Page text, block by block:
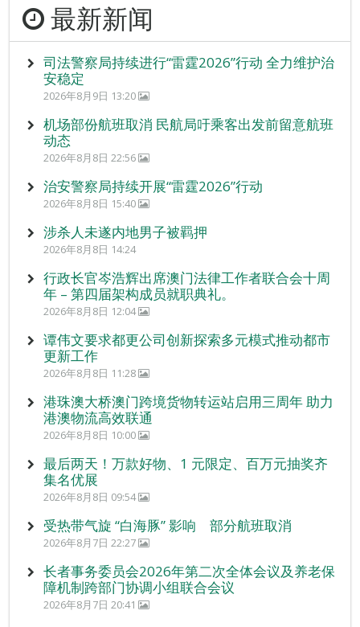
最新新闻
司法警察局持续进行“雷霆2026”行动 全力维护治
安稳定
2026年8月9日 13:20
机场部份航班取消 民航局吁乘客出发前留意航班
动态
2026年8月8日 22:56
治安警察局持续开展“雷霆2026”行动
2026年8月8日 15:40
涉杀人未遂内地男子被羁押
2026年8月8日 14:24
行政长官岑浩辉出席澳门法律工作者联合会十周
年 – 第四届架构成员就职典礼。
2026年8月8日 12:04
谭伟文要求都更公司创新探索多元模式推动都市
更新工作
2026年8月8日 11:28
港珠澳大桥澳门跨境货物转运站启用三周年 助力
港澳物流高效联通
2026年8月8日 10:00
最后两天！万款好物、1 元限定、百万元抽奖齐
集名优展
2026年8月8日 09:54
受热带气旋 “白海豚” 影响 部分航班取消
2026年8月7日 22:27
长者事务委员会2026年第二次全体会议及养老保
障机制跨部门协调小组联合会议
2026年8月7日 20:41